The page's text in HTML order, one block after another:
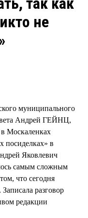
не
муниципального
Андрей ГЕЙНЦ,
в Москаленках
посиделках» в
Яковлевич
самым сложным
что сегодня
разговор
редакции